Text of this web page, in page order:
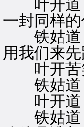
叶开道：
一封同样
铁姑道：
用我们来
叶开苦
铁姑道：
叶开道
铁姑道：